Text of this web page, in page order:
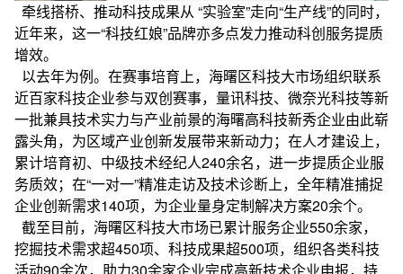
牵线搭桥、推动科技成果从 “实验室”走向“生产线”的同时，
近年来，这一“科技红娘”品牌亦多点发力推动科创服务提质
增效。
以去年为例。在赛事培育上，海曙区科技大市场组织联系
近百家科技企业参与双创赛事，量讯科技、微奈光科技等新
一批兼具技术实力与产业前景的海曙高科技新秀企业由此崭
露头角，为区域产业创新发展带来新动力；在人才建设上，
累计培育初、中级技术经纪人240余名，进一步提质企业服
务质效；在“一对一”精准走访及技术诊断上，全年精准捕捉
企业创新需求140项，为企业量身定制解决方案20余个。
截至目前，海曙区科技大市场已累计服务企业550余家，
挖掘技术需求超450项、科技成果超500项，组织各类科技